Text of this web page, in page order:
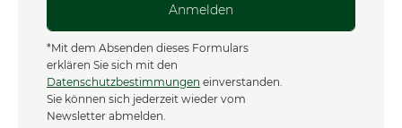
Anmelden
*Mit dem Absenden dieses Formulars
erklären Sie sich mit den
Datenschutzbestimmungen einverstanden.
Sie können sich jederzeit wieder vom
Newsletter abmelden.